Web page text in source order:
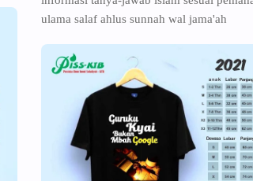
ulama salaf ahlus sunnah wal jama'ah